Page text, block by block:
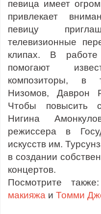
певица имеет
привлекает
певицу
телевизионные
клипах. В
помогают
композиторы, в
Низомов, Даврон
Чтобы повысить
Нигина
режиссера в
искусств им.
в создании
концертов.
Посмотрите
макияжа и Томми